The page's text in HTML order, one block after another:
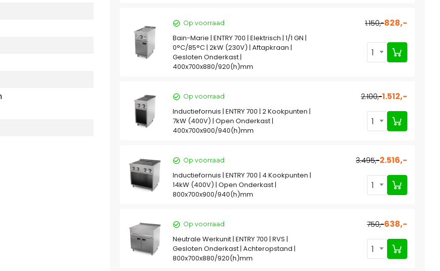
Op voorraad 1.150,-828,-
Bain-Marie | ENTRY 700 | Elektrisch | 1/1 GN |
0°C/85°C | 2kW (230V) | Aftapkraan |
Gesloten Onderkast |
400x700x880/920(h)mm
1
Op voorraad 2.100,-1.512,-
Inductiefornuis | ENTRY 700 | 2 Kookpunten |
7kW (400V) | Open Onderkast |
400x700x900/940(h)mm
1
Op voorraad 3.495,-2.516,-
Inductiefornuis | ENTRY 700 | 4 Kookpunten |
14kW (400V) | Open Onderkast |
800x700x900/940(h)mm
1
Op voorraad 750,-638,-
Neutrale Werkunit | ENTRY 700 | RVS |
Gesloten Onderkast | Achteropstand |
800x700x880/920(h)mm
1